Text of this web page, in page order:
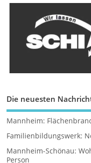
Die neuesten
Mannheim:
Familienbildungswerk:
Mannheim-Schönau:
Person